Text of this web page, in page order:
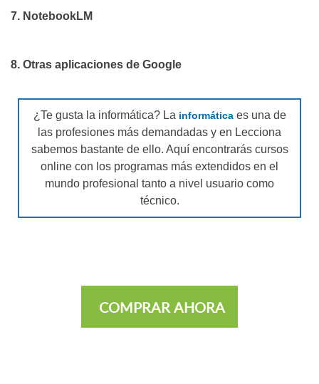
7. NotebookLM
8. Otras aplicaciones de Google
¿Te gusta la informática? La informática es una de
las profesiones más demandadas y en Lecciona
sabemos bastante de ello. Aquí encontrarás cursos
online con los programas más extendidos en el
mundo profesional tanto a nivel usuario como
técnico.
COMPRAR AHORA